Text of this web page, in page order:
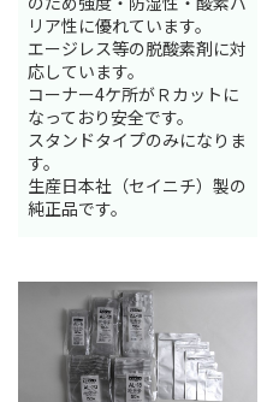
リア性に優れています。
エージレス等の脱酸素剤に対
応しています。
コーナー4ケ所がＲカットに
なっており安全です。
スタンドタイプのみになりま
す。
生産日本社（セイニチ）製の
純正品です。